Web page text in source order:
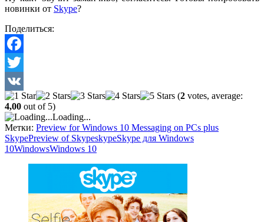
новинки от Skype?
Поделиться:
Facebook
Twitter
VK
(2 votes, average:
4,00 out of 5)
Loading...
Метки: Preview for Windows 10 Messaging on PCs plus
SkypePreview of SkypeskypeSkype для Windows
10WindowsWindows 10